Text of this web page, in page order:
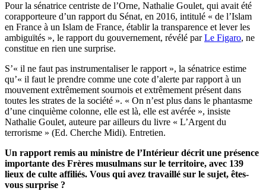
Pour la sénatrice centriste de l’Orne, Nathalie Goulet, qui avait été
corapporteure d’un rapport du Sénat, en 2016, intitulé « de l’Islam
en France à un Islam de France, établir la transparence et lever les
ambiguïtés », le rapport du gouvernement, révélé parLe Figaro, ne
constitue en rien une surprise.
S’« il ne faut pas instrumentaliser le rapport », la sénatrice estime
qu’« il faut le prendre comme une cote d’alerte par rapport à un
mouvement extrêmement sournois et extrêmement présent dans
toutes les strates de la société ». « On n’est plus dans le phantasme
d’une cinquième colonne, elle est là, elle est avérée », insiste
Nathalie Goulet, auteure par ailleurs du livre « L’Argent du
terrorisme » (Ed. Cherche Midi). Entretien.
Un rapport remis au ministre de l’Intérieur décrit une présence
importante des Frères musulmans sur le territoire, avec 139
lieux de culte affiliés. Vous qui avez travaillé sur le sujet, êtes-
vous surprise ?